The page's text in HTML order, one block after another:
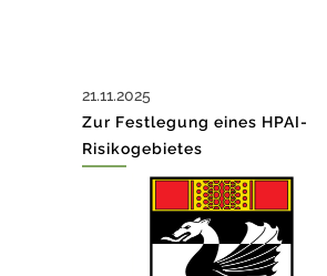
21.11.2025
Zur Festlegung eines HPAI-
Risikogebietes